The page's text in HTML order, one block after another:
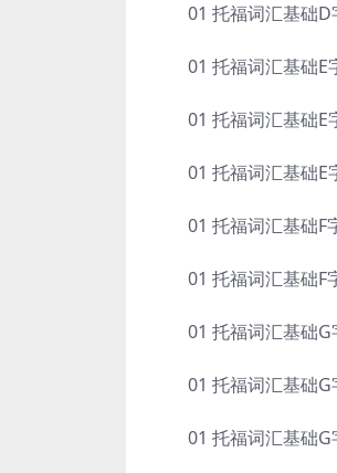
01 托福词汇基础D
01 托福词汇基础E
01 托福词汇基础E
01 托福词汇基础E
01 托福词汇基础F
01 托福词汇基础F
01 托福词汇基础G
01 托福词汇基础G
01 托福词汇基础G